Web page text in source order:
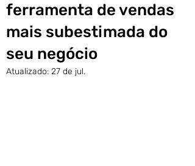
ferramenta de vendas
mais subestimada do
seu negócio
Atualizado: 27 de jul.